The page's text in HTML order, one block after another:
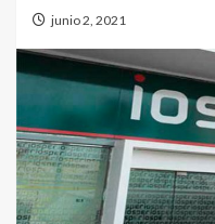
junio 2, 2021